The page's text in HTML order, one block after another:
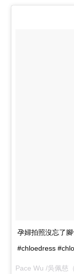
孕婦拍照沒忘了
#chloedress
Pace Wu /吳佩慈